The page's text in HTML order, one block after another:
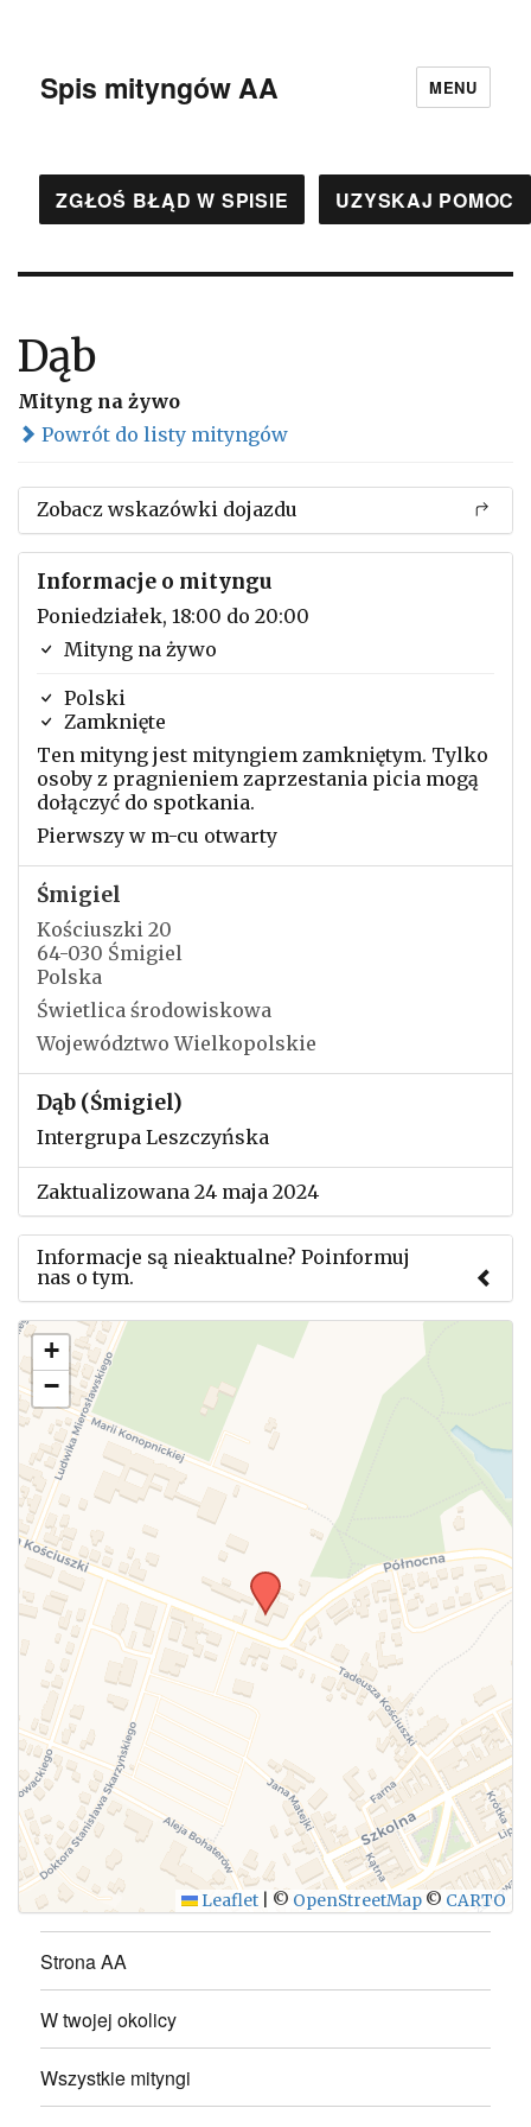
Spis mityngów AA MENU
ZGŁOŚ BŁĄD W SPISIE UZYSKAJ POMOC
Dąb
Mityng na żywo
Powrót do listy mityngów
Zobacz wskazówki dojazdu
Informacje o mityngu
Poniedziałek, 18:00 do 20:00
Mityng na żywo
Polski
Zamknięte
Ten mityng jest mityngiem zamkniętym. Tylko
osoby z pragnieniem zaprzestania picia mogą
dołączyć do spotkania.
Pierwszy w m-cu otwarty
Śmigiel
Kościuszki 20
64-030 Śmigiel
Polska
Świetlica środowiskowa
Województwo Wielkopolskie
Dąb (Śmigiel)
Intergrupa Leszczyńska
Zaktualizowana 24 maja 2024
Informacje są nieaktualne? Poinformuj
nas o tym.
Użyj tego formularza aby przesłać informację o
zmianach w powyższym mityngu.
WYŚLIJ
+
−
Leaflet © OpenStreetMap © CARTO
Strona AA
W twojej okolicy
Wszystkie mityngi